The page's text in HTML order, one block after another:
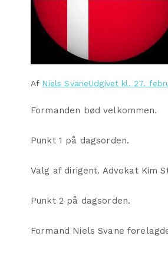
Af Niels SvaneUdgivet kl. 27.
Formanden bød velkommen.
Punkt 1 på dagsorden.
Valg af dirigent. Advokat Kim
Punkt 2 på dagsorden.
Formand Niels Svane